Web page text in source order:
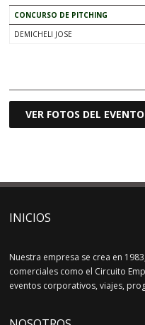
CONCURSO DE PITCHING
DEMICHELI JOSE
VER FOTOS DEL EVENTO
INICIOS
Nuestra empresa se crea en
comerciales como el Circuito
eventos corporativos, viajes,